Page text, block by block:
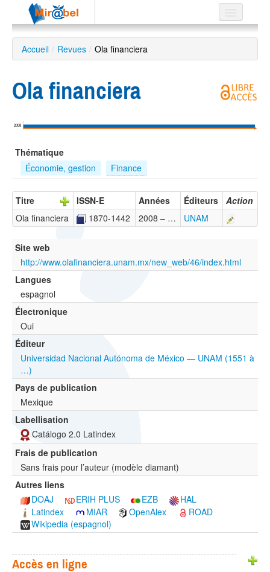
Le réseau
Soutien
Listes
Recherche
avancée
EN
ES
?
Accueil / Revues / Ola financiera
Ola financiera
2008
Thématique
Économie, gestion
Finance
Titre ISSN-E Années Éditeurs
Action
Ola financiera
1870-1442 2008 – … UNAM
Site web
http://www.olafinanciera.unam.mx/new_web/46/index.html
Langues
espagnol
Électronique
Oui
Éditeur
Universidad Nacional Autónoma de México — UNAM (1551 à
…)
Pays de publication
Mexique
Labellisation
Catálogo 2.0 Latindex
Frais de publication
Sans frais pour l’auteur (modèle diamant)
Autres liens
DOAJ
ERIH PLUS EZB
HAL
Latindex
MIAR OpenAlex
ROAD
Wikipedia (espagnol)
Accès en ligne